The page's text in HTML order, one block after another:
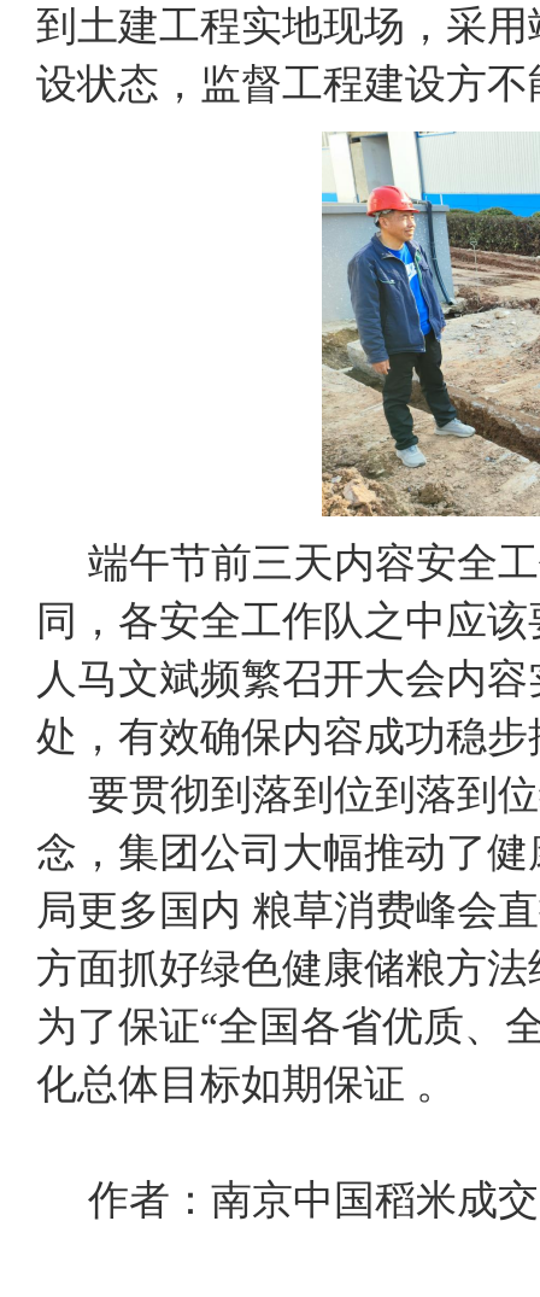
到土建工程实地现场，采
设状态，监督工程建设方
端午节前三天内容安全
同，各安全工作队之中应
人马文斌频繁召开大会内
处，有效确保内容成功稳步
要贯彻到落到位到落到
念，集团公司大幅推动了
局更多国内 粮草消费峰会
方面抓好绿色健康储粮方
为了保证“全国各省优质、
化总体目标如期保证 。
作者：南京中国稻米成